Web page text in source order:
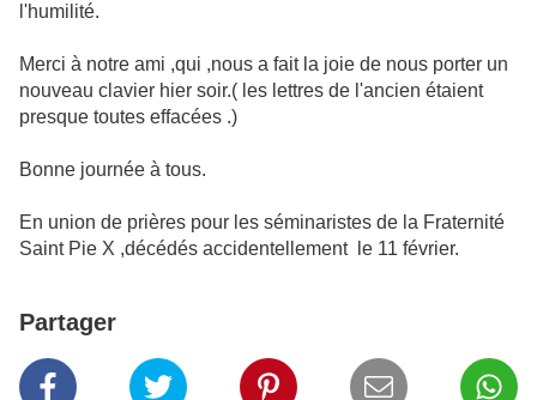
l'humilité.
Merci à notre ami ,qui ,nous a fait la joie de nous porter un
nouveau clavier hier soir.( les lettres de l'ancien étaient
presque toutes effacées .)
Bonne journée à tous.
En union de prières pour les séminaristes de la Fraternité
Saint Pie X ,décédés accidentellement le 11 février.
Partager